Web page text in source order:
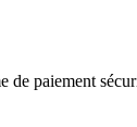
paiement